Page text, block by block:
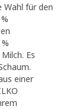
Wahl für den
Es
einer